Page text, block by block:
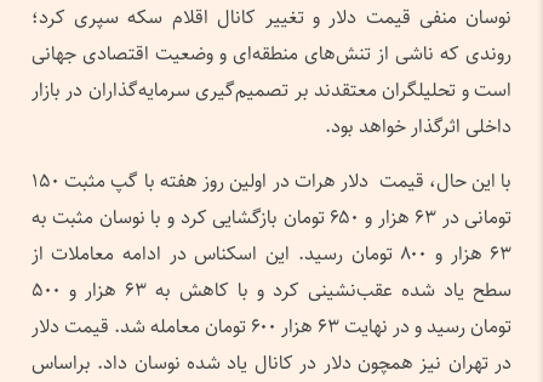
نوسان منفی قیمت دلار و تغییر کانال اقلام سکه سپری کرد؛
روندی که ناشی از تنش‌های منطقه‌ای و وضعیت اقتصادی جهانی
است و تحلیلگران معتقدند بر تصمیم‌گیری‌ سرمایه‌گذاران در بازار
داخلی اثرگذار خواهد بود.
با این حال، قیمت دلار هرات در اولین روز هفته با گپ مثبت ۱۵۰
تومانی در ۶۳ هزار و ۶۵۰ تومان بازگشایی کرد و با نوسان مثبت به
۶۳ هزار و ۸۰۰ تومان رسید. این اسکناس در ادامه معاملات از
سطح یاد شده عقب‌نشینی کرد و با کاهش به ۶۳ هزار و ۵۰۰
تومان رسید و در نهایت ۶۳ هزار ۶۰۰ تومان معامله شد. قیمت دلار
در تهران نیز همچون دلار در کانال یاد شده نوسان داد. براساس